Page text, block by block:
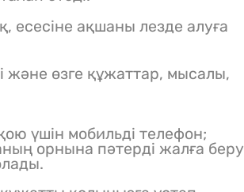
ақшаны лезде алуға
және өзге құжаттар, мысалы,
үшін мобильді телефон;
орнына пәтерді жалға беру